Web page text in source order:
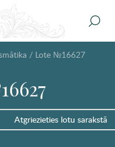
/ Lote №16627
Atgriezieties lotu sarakstā